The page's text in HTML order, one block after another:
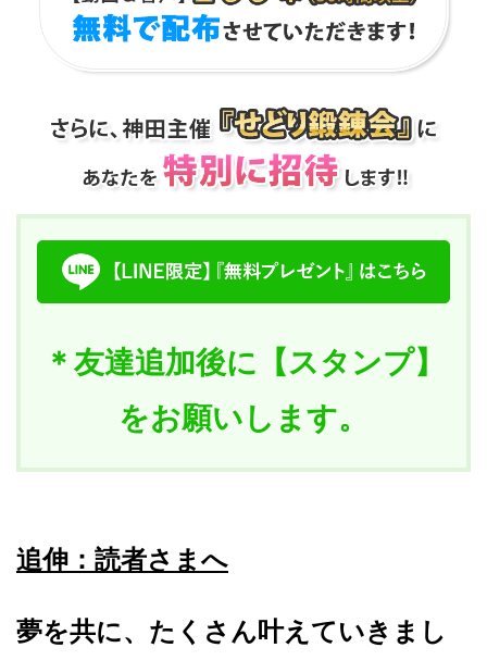
＊友達追加後に【スタンプ】
をお願いします。
追伸：読者さまへ
夢を共に、たくさん叶えていきまし